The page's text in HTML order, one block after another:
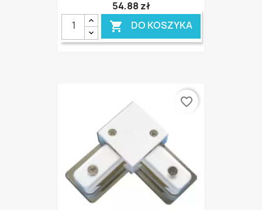
54,88 zł
 DO KOSZYKA
favorite_border